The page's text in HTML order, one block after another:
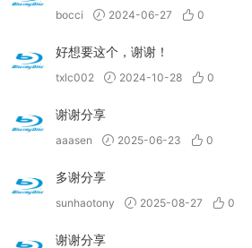
bocci 2024-06-27 0
好想要这个，谢谢！
txlc002 2024-10-28 0
谢谢分享
aaasen 2025-06-23 0
多谢分享
sunhaotony 2025-08-27 0
谢谢分享